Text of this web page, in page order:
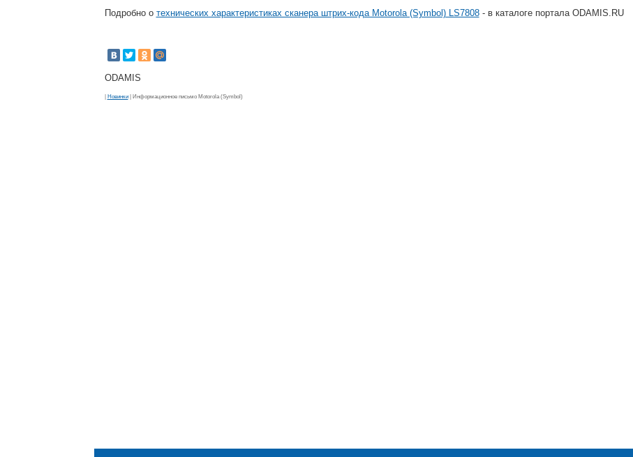
Подробно о технических характеристиках сканера штрих-кода Motorola (Symbol) LS7808- в каталоге портала ODAMIS.RU
ODAMIS
Новинки| Информационное письмо Motorola (Symbol)